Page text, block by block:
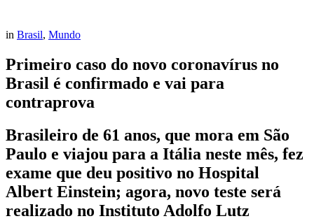
in Brasil, Mundo
Primeiro caso do novo coronavírus no
Brasil é confirmado e vai para
contraprova
Brasileiro de 61 anos, que mora em São
Paulo e viajou para a Itália neste mês, fez
exame que deu positivo no Hospital
Albert Einstein; agora, novo teste será
realizado no Instituto Adolfo Lutz